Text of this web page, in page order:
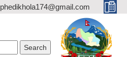
phedikhola174@gmail.com